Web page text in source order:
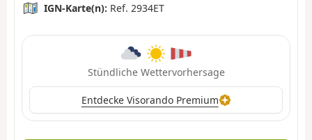
IGN-Karte(n): Ref. 2934ET
Stündliche Wettervorhersage
Entdecke Visorando Premium